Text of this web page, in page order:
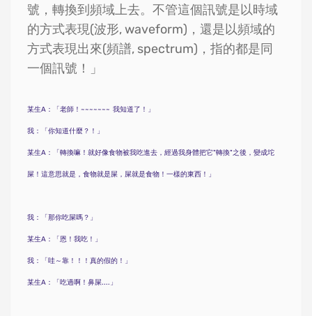
號，轉換到頻域上去。不管這個訊號是以時域
的方式表現(波形, waveform)，還是以頻域的
方式表現出來(頻譜, spectrum)，指的都是同
一個訊號！」
某生A：「老師！~~~~~~~ 我知道了！」
我：「你知道什麼？！」
某生A：「轉換嘛！就好像食物被我吃進去，經過我身體把它"轉換"之後，變成坨
屎！這意思就是，食物就是屎，屎就是食物！一樣的東西！ 」
我：「那你吃屎嗎？」
某生A：「恩！我吃！」
我：「哇～靠！！！真的假的！」
某生A：「吃過啊！鼻屎....」